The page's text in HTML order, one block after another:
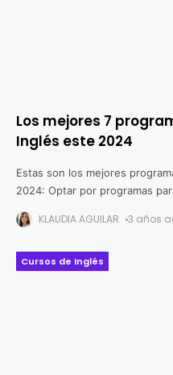
Los mejores 7
Inglés este 2024
Estas son los mejores
2024: Optar por programas
KLAUDIA AGUILAR 3 años
Cursos de Inglés